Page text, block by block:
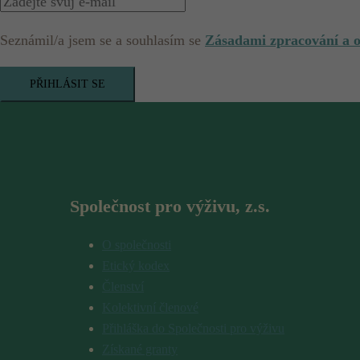
Seznámil/a jsem se a souhlasím se Zásadami zpracování a
PŘIHLÁSIT SE
Společnost pro výživu, z.s.